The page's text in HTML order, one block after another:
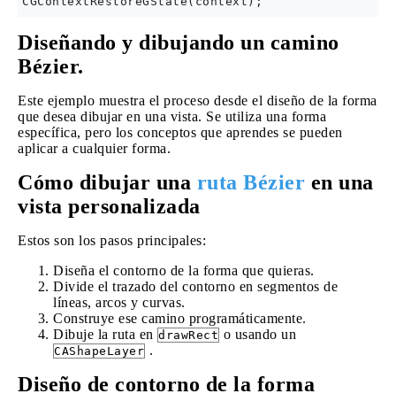
Diseñando y dibujando un camino
Bézier.
Este ejemplo muestra el proceso desde el diseño de la forma
que desea dibujar en una vista. Se utiliza una forma
específica, pero los conceptos que aprendes se pueden
aplicar a cualquier forma.
Cómo dibujar una ruta Bézier en una
vista personalizada
Estos son los pasos principales:
Diseña el contorno de la forma que quieras.
Divide el trazado del contorno en segmentos de
líneas, arcos y curvas.
Construye ese camino programáticamente.
Dibuje la ruta en drawRect o usando un
CAShapeLayer .
Diseño de contorno de la forma